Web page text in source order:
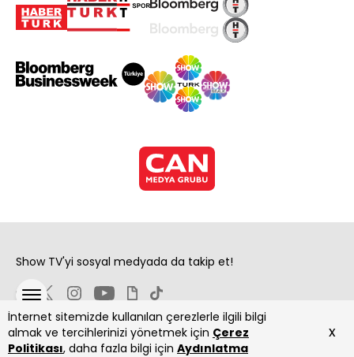
İnternet sitemizde kullanılan çerezlerle ilgili bilgi
almak ve tercihlerinizi yönetmek için Çerez
Politikası, daha fazla bilgi için Aydınlatma
x
Show TV'yi sosyal medyada da takip et!